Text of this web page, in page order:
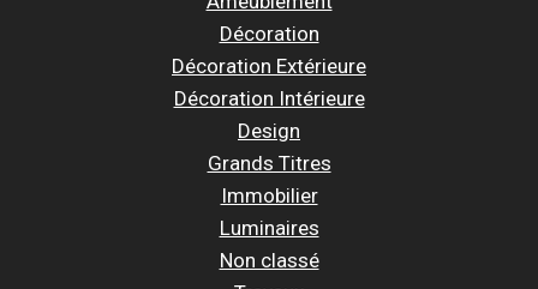
Décoration
Décoration Extérieure
Décoration Intérieure
Design
Grands Titres
Immobilier
Luminaires
Non classé